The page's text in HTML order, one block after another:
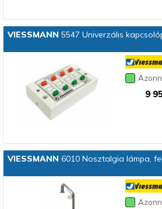
VIESSMANN 5547 Univerzális
9
VIESSMANN 6010 Nosztalgia lámpa,